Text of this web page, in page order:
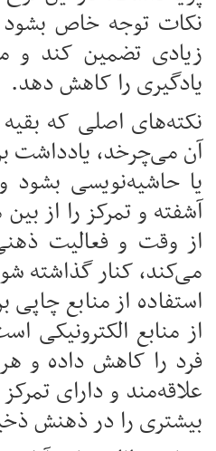
نکات توجه خاص بشود
زیادی تضمين کند و
یادگیری را کاهش دهد.
نکته‌های اصلی که
آن می‌چرخد، یادداشت
یا حاشیه‌نویسی
آشفته و تمرکز را از
از وقت و فعالیت
می‌کند، کنار گذاشته
استفاده از منابع چاپی
از منابع الکترونیکی
فرد را کاهش داده و
علاقه‌مند و دارای
بیشتری را در ذهنش